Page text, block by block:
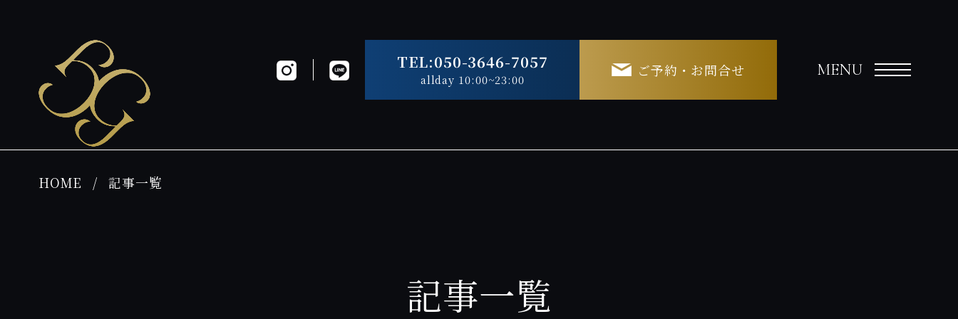
TEL:050-3646-7057
allday 10:00~23:00
ご予約・お問合せ MENU
HOME 記事一覧
記事一覧